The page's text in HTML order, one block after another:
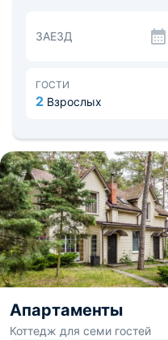
которой есть
коттеджах имеется своя
провести время,
воздухом, взять в прокат
вокзала Зеленоградска —
Калининграда — 37 км.
ЗАЕЗД
ГОСТИ
2 Взрослых
Апартаменты
Коттедж для семи гостей